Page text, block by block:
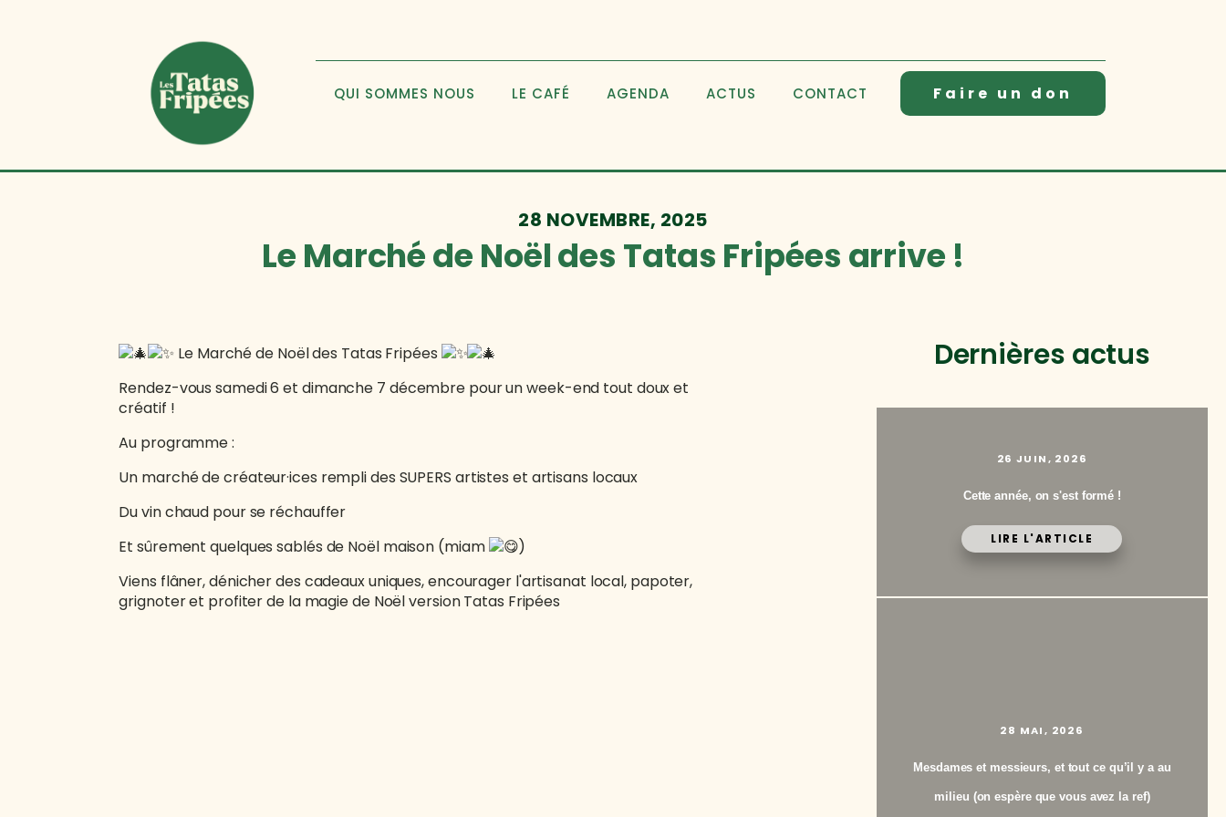
QUI SOMMES NOUS LE CAFÉ AGENDA ACTUS CONTACT Faire un don
28 NOVEMBRE, 2025
Le Marché de Noël des Tatas Fripées arrive !
Le Marché de Noël des Tatas Fripées
Rendez-vous samedi 6 et dimanche 7 décembre pour un week-end tout doux et
créatif !
Au programme :
Un marché de créateur·ices rempli des SUPERS artistes et artisans locaux
Du vin chaud pour se réchauffer
Et sûrement quelques sablés de Noël maison (miam
)
Viens flâner, dénicher des cadeaux uniques, encourager l'artisanat local, papoter,
grignoter et profiter de la magie de Noël version Tatas Fripées
Dernières actus
26 JUIN, 2026
Cette année, on s'est formé !
LIRE L'ARTICLE
28 MAI, 2026
Mesdames et messieurs, et tout ce qu’il y a au
milieu (on espère que vous avez la ref)